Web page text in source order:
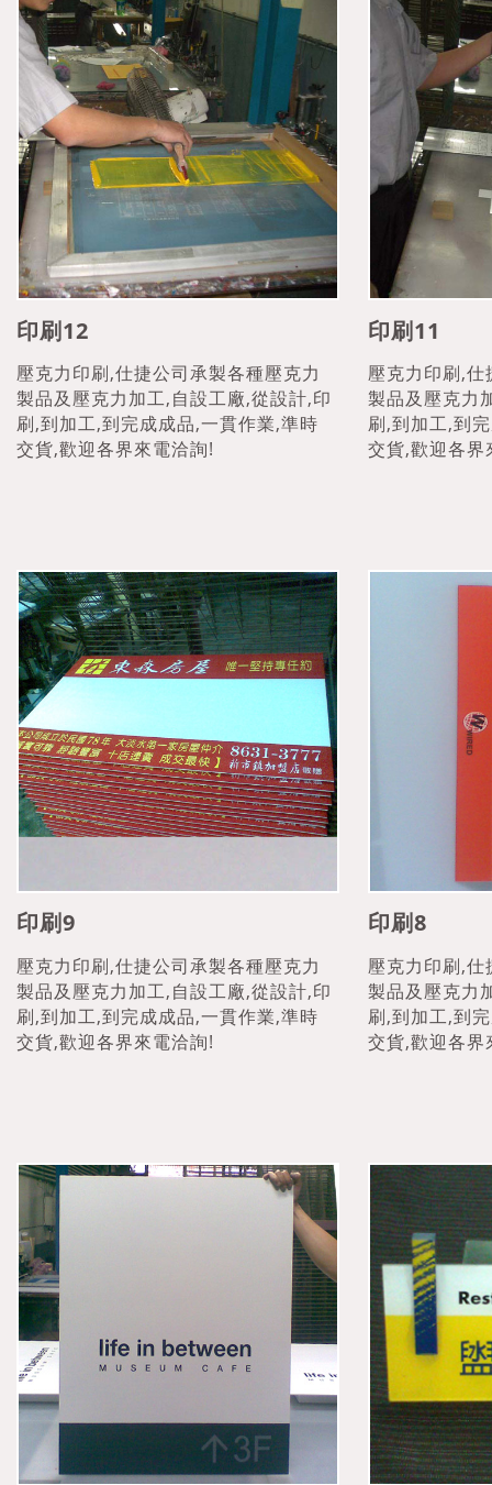
印刷12
壓克力印刷,仕捷公司承製各種壓克力
製品及壓克力加工,自設工廠,從設計,印
刷,到加工,到完成成品,一貫作業,準時
交貨,歡迎各界來電洽詢!
印刷11
壓克力印刷,
製品及壓克力
刷,到加工,到
交貨,歡迎各界
印刷9
壓克力印刷,仕捷公司承製各種壓克力
製品及壓克力加工,自設工廠,從設計,印
刷,到加工,到完成成品,一貫作業,準時
交貨,歡迎各界來電洽詢!
印刷8
壓克力印刷,
製品及壓克力
刷,到加工,到
交貨,歡迎各界